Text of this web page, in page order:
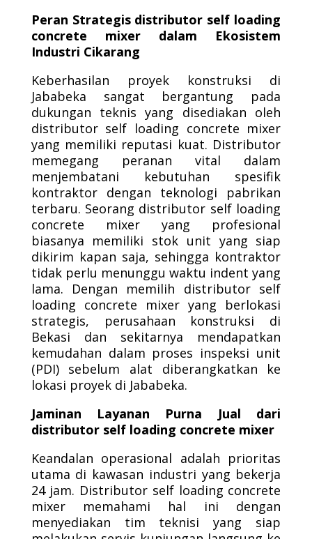
Peran Strategis distributor self loading
concrete mixer dalam Ekosistem
Industri Cikarang
Keberhasilan proyek konstruksi di
Jababeka sangat bergantung pada
dukungan teknis yang disediakan oleh
distributor self loading concrete mixer
yang memiliki reputasi kuat. Distributor
memegang peranan vital dalam
menjembatani kebutuhan spesifik
kontraktor dengan teknologi pabrikan
terbaru. Seorang distributor self loading
concrete mixer yang profesional
biasanya memiliki stok unit yang siap
dikirim kapan saja, sehingga kontraktor
tidak perlu menunggu waktu indent yang
lama. Dengan memilih distributor self
loading concrete mixer yang berlokasi
strategis, perusahaan konstruksi di
Bekasi dan sekitarnya mendapatkan
kemudahan dalam proses inspeksi unit
(PDI) sebelum alat diberangkatkan ke
lokasi proyek di Jababeka.
Jaminan Layanan Purna Jual dari
distributor self loading concrete mixer
Keandalan operasional adalah prioritas
utama di kawasan industri yang bekerja
24 jam. Distributor self loading concrete
mixer memahami hal ini dengan
menyediakan tim teknisi yang siap